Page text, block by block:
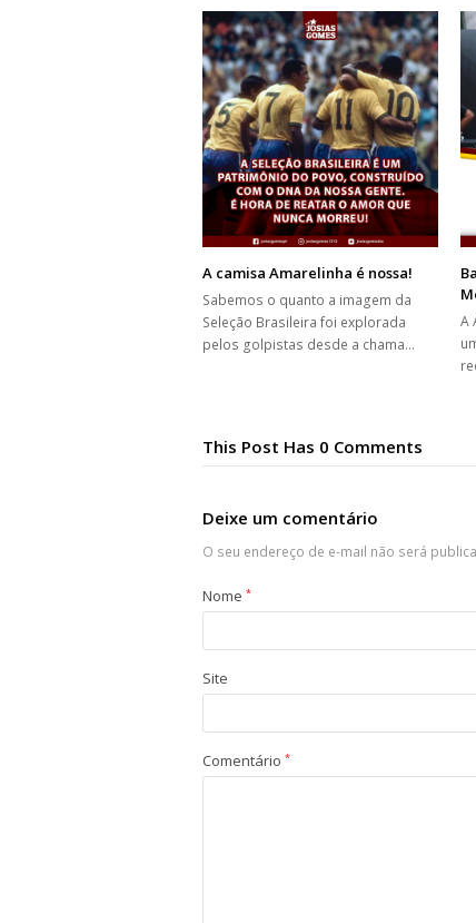
A camisa Amarelinha é nossa!
Sabemos o quanto a imagem da
Seleção Brasileira foi explorada
pelos golpistas desde a chama…
A
This Post Has 0 Comments
Deixe um comentário
O seu endereço de e-mail não será
Nome *
Site
Comentário *